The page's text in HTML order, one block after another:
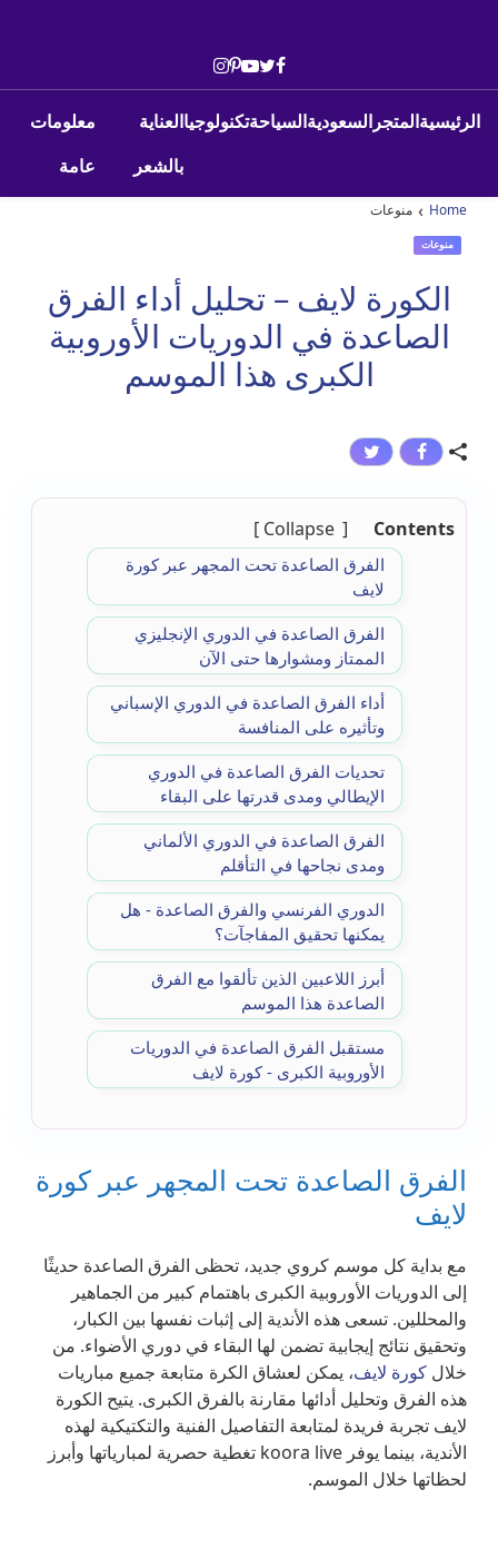
Main Navigation
الرئيسيةالمتجرالسعوديةالسياحةتكنولوجياالعناية
بالشعر
معلومات
عامة
Home
› منوعات
منوعات
الكورة لايف – تحليل أداء الفرق
الصاعدة في الدوريات الأوروبية
الكبرى هذا الموسم
Contents
Collapse
الفرق الصاعدة تحت المجهر عبر كورة
لايف
الفرق الصاعدة في الدوري الإنجليزي
الممتاز ومشوارها حتى الآن
أداء الفرق الصاعدة في الدوري الإسباني
وتأثيره على المنافسة
تحديات الفرق الصاعدة في الدوري
الإيطالي ومدى قدرتها على البقاء
الفرق الصاعدة في الدوري الألماني
ومدى نجاحها في التأقلم
الدوري الفرنسي والفرق الصاعدة - هل
يمكنها تحقيق المفاجآت؟
أبرز اللاعبين الذين تألقوا مع الفرق
الصاعدة هذا الموسم
مستقبل الفرق الصاعدة في الدوريات
الأوروبية الكبرى - كورة لايف
الفرق الصاعدة تحت المجهر عبر كورة
لايف
مع بداية كل موسم كروي جديد، تحظى الفرق الصاعدة حديثًا
إلى الدوريات الأوروبية الكبرى باهتمام كبير من الجماهير
والمحللين. تسعى هذه الأندية إلى إثبات نفسها بين الكبار،
وتحقيق نتائج إيجابية تضمن لها البقاء في دوري الأضواء. من
خلال كورة لايف، يمكن لعشاق الكرة متابعة جميع مباريات
هذه الفرق وتحليل أدائها مقارنة بالفرق الكبرى. يتيح الكورة
لايف تجربة فريدة لمتابعة التفاصيل الفنية والتكتيكية لهذه
الأندية، بينما يوفر koora live تغطية حصرية لمبارياتها وأبرز
لحظاتها خلال الموسم.